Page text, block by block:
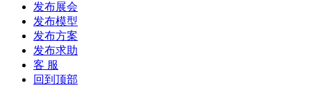
发布展会
发布模型
发布方案
发布求助
客 服
回到顶部